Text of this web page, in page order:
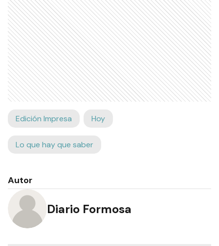
Edición Impresa Hoy
Lo que hay que saber
Autor
Diario Formosa